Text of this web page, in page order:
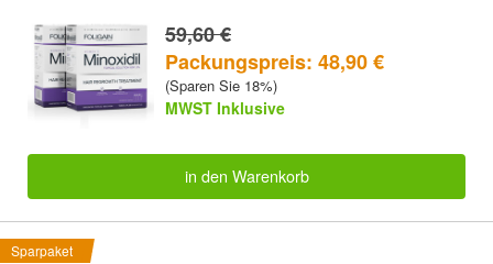
59,60 €
Packungspreis: 48,90 €
(Sparen Sie 18%)
MWST Inklusive
in den Warenkorb
Sparpaket